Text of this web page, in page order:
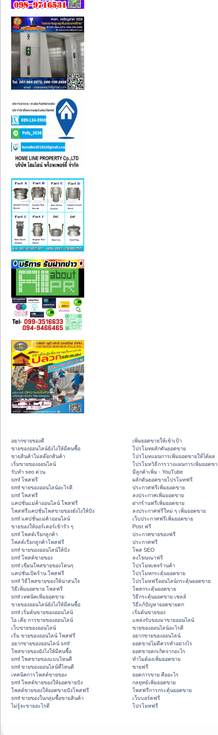
อยากขายของดี
ขายของออนไลน์ยังไงให้มีคนซื้อ
ขายสินค้าไม่สต๊อกสินค้า
เริ่มขายของออนไลน์
รับทำ seo ด่วน
smf โพสฟรี
smf ขายของออนไลน์อะไรดี
smf โพสฟรี
แคปชั่นแม่ค้าออนไลน์ โพสฟรี
โพสฟรีแคปชั่นโพสขายของยังไงให้ปัง
smf แคปชั่นแม่ค้าออนไลน์
ขายของให้ออร์เดอร์เข้ารัว ๆ
smf โพสต์เรียกลูกค้า
โพสต์เรียกลูกค้าโพสฟรี
smf ขายของออนไลน์ให้ปัง
smf โพสต์ขายของ
smf เขียนโพสขายของโดนๆ
แคปชั่นเปิดร้าน โพสฟรี
smf วิธีโพสขายของให้น่าสนใจ
วิธีเพิ่มยอดขาย โพสฟรี
smf เทคนิคเพิ่มยอดขาย
ขายของออนไลน์ยังไงให้มีคนซื้อ
smf เริ่มต้นขายของออนไลน์
ไอ เดีย การขายของออนไลน์
เว็บขายของออนไลน์
เริ่ม ขายของออนไลน์ โพสฟรี
อยากขายของออนไลน์ smf
โพสขายของยังไงให้มีคนซื้อ
smf โพสขายของแบบไหนดี
smf ขายของออนไลน์ที่ไหนดี
เทคนิคการโพสต์ขายของ
smf โพสต์ขายของให้ยอดขายปัง
โพสต์ขายของให้ยอดขายปังโพสฟรี
smf ขายของในกลุ่มซื้อขายสินค้า
ไม่รู้จะขายอะไรดี
เพิ่มยอดขายให้เข้าเป้า
โปรโมทผลักดันยอดขาย
โปรโมทแผนการเพิ่มยอดขายให้ได้ผล
โปรโมทวิธีการวางแผนการเพิ่มยอดข
มีลูกค้าเพิ่ม - YouTube
ผลักดันยอดขายโปรโมทฟรี
ประกาศฟรีเพิ่มยอดขาย
ลงประกาศเพิ่มยอดขาย
ฝากร้านฟรีเพิ่มยอดขาย
ลงประกาศฟรีใหม่ ๆ เพิ่มยอดขาย
เว็บประกาศฟรีเพิ่มยอดขาย
Post ฟรี
ประกาศขายของฟรี
ประกาศฟรี
โพส SEO
ลงโฆษณาฟรี
โปรโมทเพจร้านค้า
โปรโมทกระตุ้นยอดขาย
โปรโมทฟรีออนไลน์กระตุ้นยอดขาย
โพสกระตุ้นยอดขาย
วิธีกระตุ้นยอดขาย เซลล์
วิธีแก้ปัญหายอดขายตก
เริ่มต้นขายของ
แหล่งรับของมาขายออนไลน์
ขายของออนไลน์อะไรดี
อยากขายของออนไลน์
ยอดขายไม่ดีควรทำอย่างไร
ยอดขายตกเกิดจากอะไร
ทำไมต้องเพิ่มยอดขาย
ขายฟรี
ยอดการขาย คืออะไร
กลยุทธ์เพิ่มยอดขาย
โพสฟรีการกระตุ้นยอดขาย
เว็บบอร์ดฟรี
โปรโมทฟรี